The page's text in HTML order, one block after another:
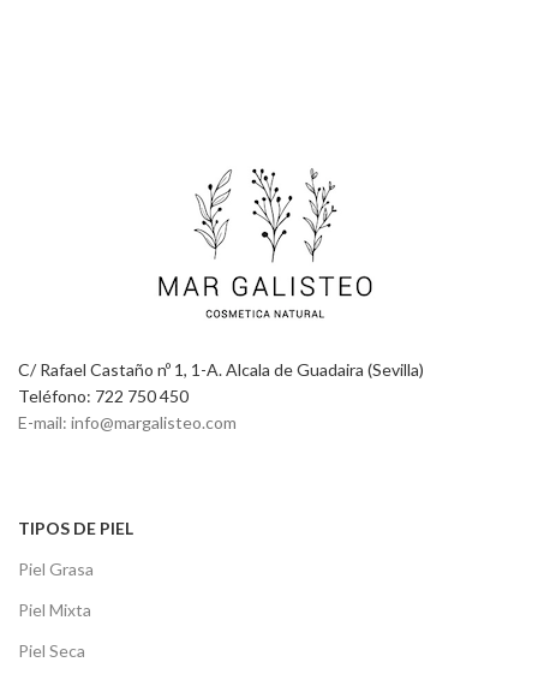
C/ Rafael Castaño nº 1, 1-A. Alcala de Guadaira (Sevilla)
Teléfono: 722 750 450
E-mail: info@margalisteo.com
TIPOS DE PIEL
Piel Grasa
Piel Mixta
Piel Seca